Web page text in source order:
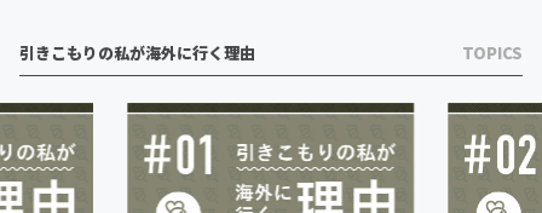
引きこもりの私が海外に行く理由 TOPICS